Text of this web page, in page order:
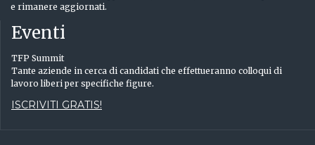
e rimanere aggiornati.
Eventi
TFP Summit
Tante aziende in cerca di candidati che effettueranno colloqui di
lavoro liberi per specifiche figure.
ISCRIVITI GRATIS!